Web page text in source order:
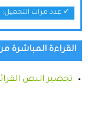
✓ عدد مرات التحميل: 5883
القراءة
تحضير النص